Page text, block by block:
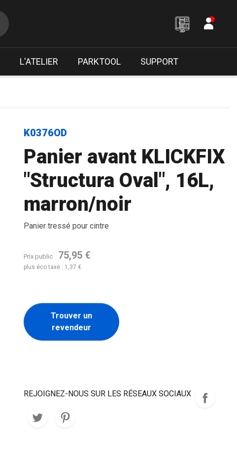
L'ATELIER PARKTOOL SUPPORT
K0376OD
Panier avant KLICKFIX
"Structura Oval", 16L,
marron/noir
Panier tressé pour cintre
Prix public 75,95 €
plus éco taxe : 1,37 €
Trouver un
revendeur
REJOIGNEZ-NOUS SUR LES RÉSEAUX SOCIAUX